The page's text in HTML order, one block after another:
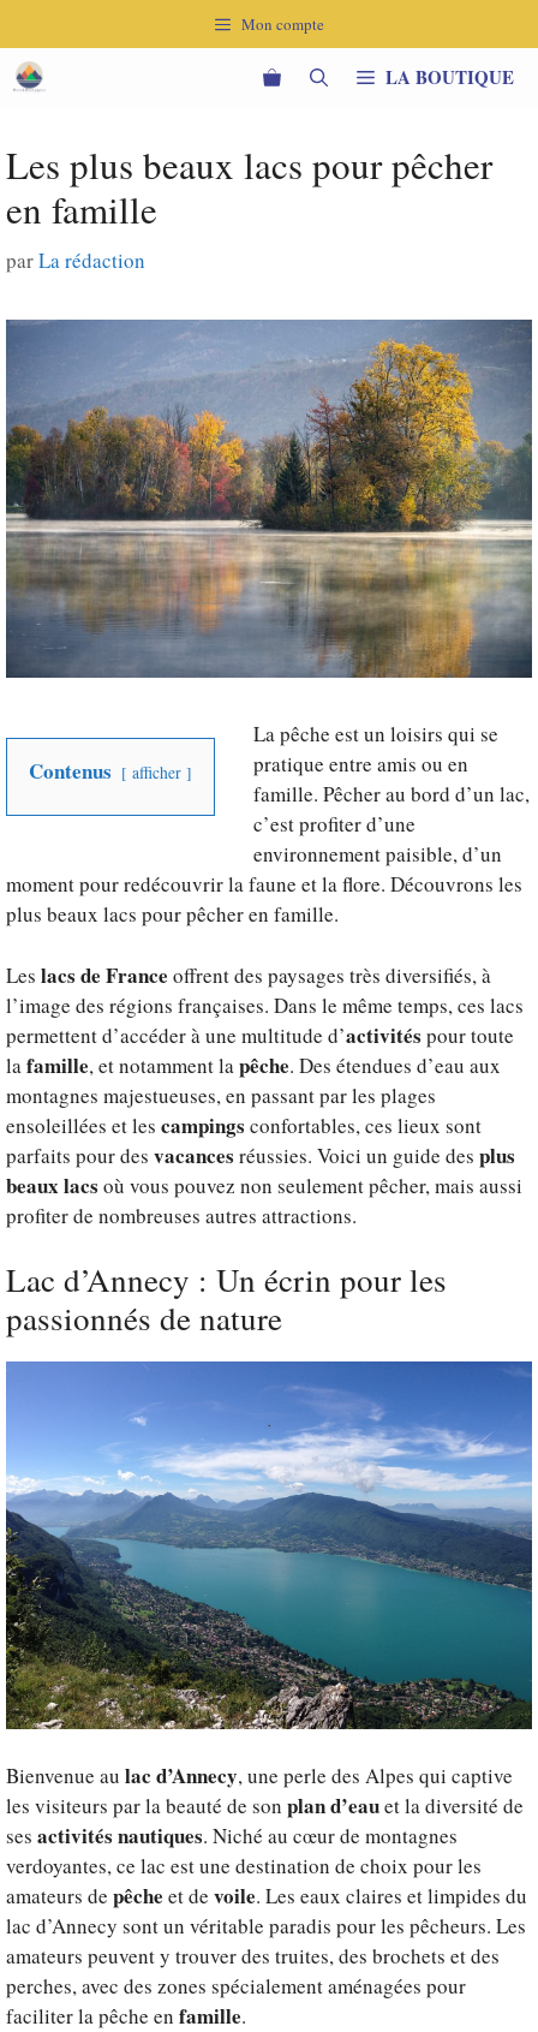
au
contenu
Mon compte
LA BOUTIQUE
Les plus beaux lacs pour pêcher
en famille
parLa rédaction
Contenus afficher
La pêche est un loisirs qui se
pratique entre amis ou en
famille. Pêcher au bord d’un lac,
c’est profiter d’une
environnement paisible, d’un
moment pour redécouvrir la faune et la flore. Découvrons les
plus beaux lacs pour pêcher en famille.
Les lacs de France offrent des paysages très diversifiés, à
l’image des régions françaises. Dans le même temps, ces lacs
permettent d’accéder à une multitude d’activités pour toute
lafamille, et notamment lapêche. Des étendues d’eau aux
montagnes majestueuses, en passant par les plages
ensoleillées et les campings confortables, ces lieux sont
parfaits pour des vacances réussies. Voici un guide des plus
beaux lacs où vous pouvez non seulement pêcher, mais aussi
profiter de nombreuses autres attractions.
Lac d’Annecy : Un écrin pour les
passionnés de nature
Bienvenue au lac d’Annecy, une perle des Alpes qui captive
les visiteurs par la beauté de son plan d’eauet la diversité de
ses activités nautiques. Niché au cœur de montagnes
verdoyantes, ce lac est une destination de choix pour les
amateurs de pêche et de voile. Les eaux claires et limpides du
lac d’Annecy sont un véritable paradis pour les pêcheurs. Les
amateurs peuvent y trouver des truites, des brochets et des
perches, avec des zones spécialement aménagées pour
faciliter la pêche en famille.